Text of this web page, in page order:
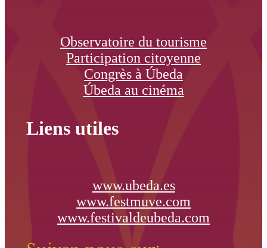
Observatoire du tourisme
Participation citoyenne
Congrès à Úbeda
Úbeda au cinéma
Liens utiles
www.ubeda.es
www.festmuve.com
www.festivaldeubeda.com